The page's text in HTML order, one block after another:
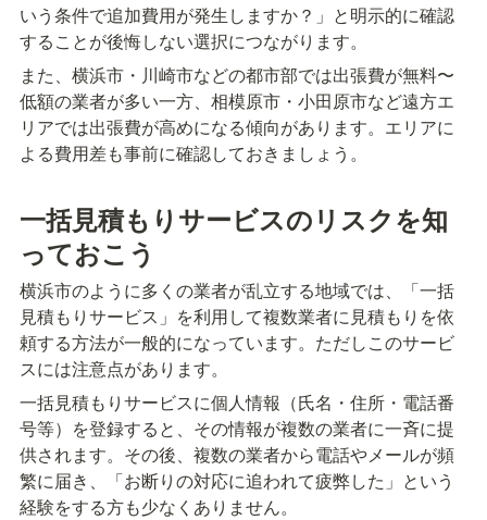
いう条件で追加費用が発生しますか？」と明示的に確認
することが後悔しない選択につながります。
また、横浜市・川崎市などの都市部では出張費が無料〜
低額の業者が多い一方、相模原市・小田原市など遠方エ
リアでは出張費が高めになる傾向があります。エリアに
よる費用差も事前に確認しておきましょう。
一括見積もりサービスのリスクを知
っておこう
横浜市のように多くの業者が乱立する地域では、「一括
見積もりサービス」を利用して複数業者に見積もりを依
頼する方法が一般的になっています。ただしこのサービ
スには注意点があります。
一括見積もりサービスに個人情報（氏名・住所・電話番
号等）を登録すると、その情報が複数の業者に一斉に提
供されます。その後、複数の業者から電話やメールが頻
繁に届き、「お断りの対応に追われて疲弊した」という
経験をする方も少なくありません。